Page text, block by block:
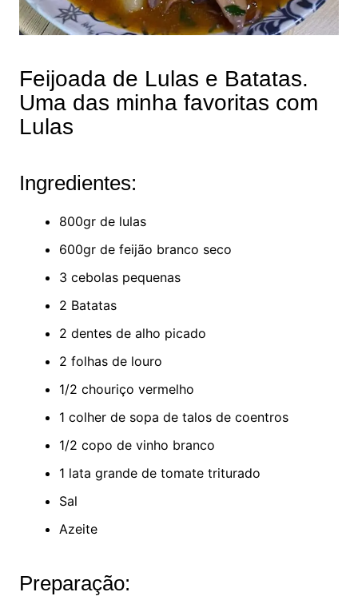
Feijoada de Lulas e Batatas.
Uma das minha favoritas com
Lulas
Ingredientes:
800gr de lulas
600gr de feijão branco seco
3 cebolas pequenas
2 Batatas
2 dentes de alho picado
2 folhas de louro
1/2 chouriço vermelho
1 colher de sopa de talos de coentros
1/2 copo de vinho branco
1 lata grande de tomate triturado
Sal
Azeite
Preparação: